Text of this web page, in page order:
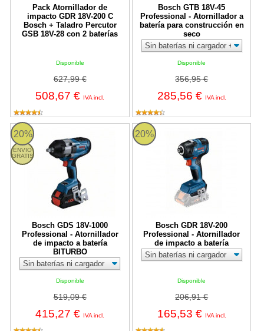
Pack Atornillador de
impacto GDR 18V-200 C
Bosch + Taladro Percutor
GSB 18V-28 con 2 baterías
Disponible
627,99 €
508,67 € IVA incl.
Bosch GTB 18V-45
Professional - Atornillador a
batería para construcción en
seco
Disponible
356,95 €
285,56 € IVA incl.
20%
ENVIO
GRATIS
Bosch GDS 18V-1000
Professional - Atornillador
de impacto a batería
BITURBO
Disponible
519,09 €
415,27 € IVA incl.
Bosch GDS 18V-1000 Professional - Atornillador de impacto a
20%
Bosch GDR 18V-200
Professional - Atornillador
de impacto a batería
Disponible
206,91 €
165,53 € IVA incl.
Bosch GDR 18V-200